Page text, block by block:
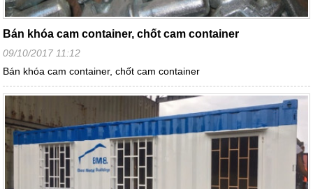
Bán khóa cam container, chốt cam container
09/10/2017 11:12
Bán khóa cam container, chốt cam container